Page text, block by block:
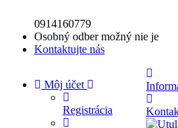
0914160779
Osobný odber možný nie je
Kontaktujte nás
Môj účet
Registrácia